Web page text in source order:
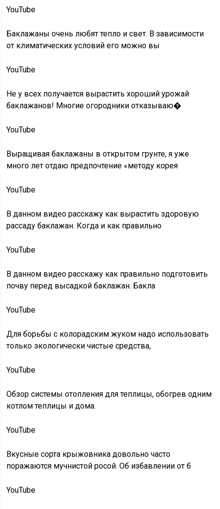
YouTube
Баклажаны очень любят тепло и свет. В зависимости
от климатических условий его можно вы
YouTube
Не у всех получается вырастить хороший урожай
баклажанов! Многие огородники отказываю�
YouTube
Выращивая баклажаны в открытом грунте, я уже
много лет отдаю предпочтение «методу корея
YouTube
В данном видео расскажу как вырастить здоровую
рассаду баклажан. Когда и как правильно
YouTube
В данном видео расскажу как правильно подготовить
почву перед высадкой баклажан. Бакла
YouTube
Для борьбы с колорадским жуком надо использовать
только экологически чистые средства,
YouTube
Обзор системы отопления для теплицы, обогрев одним
котлом теплицы и дома.
YouTube
Вкусные сорта крыжовника довольно часто
поражаются мучнистой росой. Об избавлении от б
YouTube